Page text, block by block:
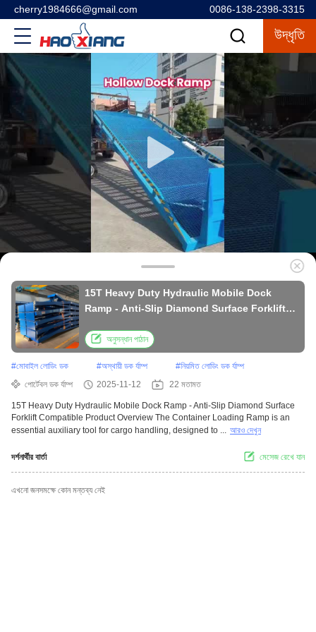
cherry1984666@gmail.com 0086-138-2398-3315
উদ্ধৃতি
15T Heavy Duty Hydraulic Mobile Dock
Ramp - Anti-Slip Diamond Surface Forklift
অনুসন্ধান পাঠান
#মোবাইল লোডিং ডক #অস্থায়ী ডক র্যাম্প #নিয়মিত লোডিং ডক র্যাম্প
পোর্টেবল ডক র্যাম্প
2025-11-12 22 মতামত
15T Heavy Duty Hydraulic Mobile Dock Ramp - Anti-Slip Diamond Surface
Forklift Compatible Product Overview The Container Loading Ramp is an
essential auxiliary tool for cargo handling, designed to ... আরও দেখুন
দর্শনার্থীর বার্তা মেসেজ রেখে যান
এখনো জনসমক্ষে কোন মন্তব্য নেই